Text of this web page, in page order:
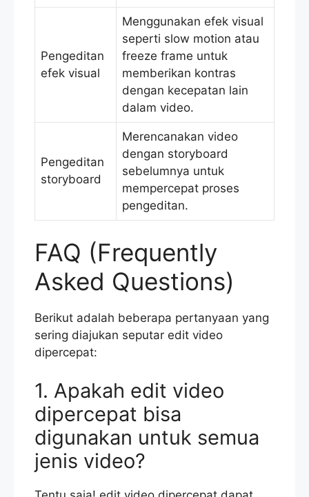
Pengeditan
efek visual
Menggunakan efek visual
seperti slow motion atau
freeze frame untuk
memberikan kontras
dengan kecepatan lain
dalam video.
Pengeditan
storyboard
Merencanakan video
dengan storyboard
sebelumnya untuk
mempercepat proses
pengeditan.
FAQ (Frequently
Asked Questions)
Berikut adalah beberapa pertanyaan yang
sering diajukan seputar edit video
dipercepat:
1. Apakah edit video
dipercepat bisa
digunakan untuk semua
jenis video?